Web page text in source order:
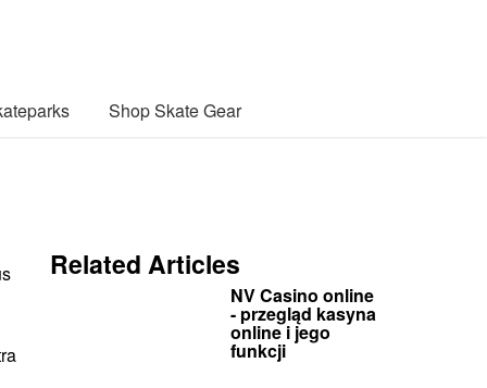
Shop Skate Gear
Related Articles
NV Casino online
- przegląd kasyna
online i jego
funkcji